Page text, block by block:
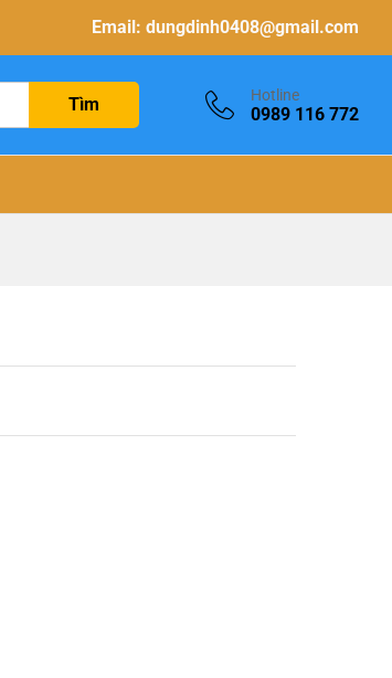
Email: dungdinh0408@gmail.com
Tìm Hotline
0989 116 772